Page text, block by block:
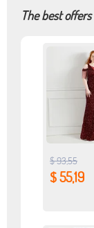
The best
$ 93,55
$ 55,19